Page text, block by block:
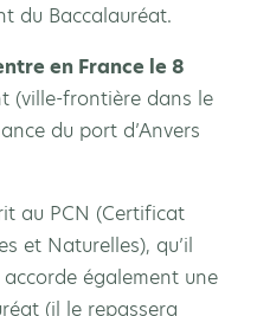
du Baccalauréat.
en France le 8
(ville-frontière dans le
du port d’Anvers
au PCN (Certificat
et Naturelles), qu’il
également une
(il le repassera